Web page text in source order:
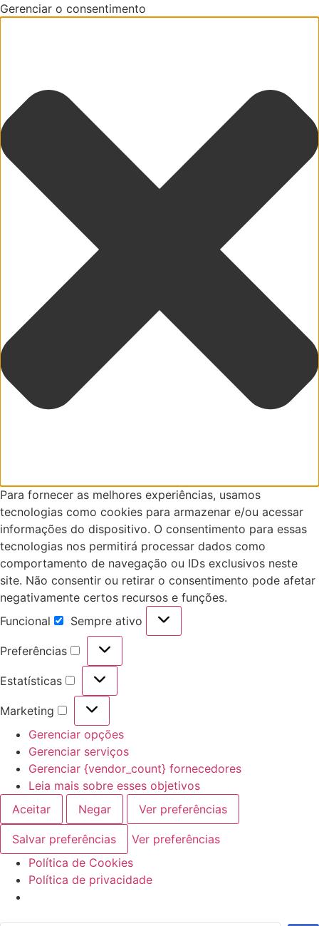
Gerenciar o consentimento
Para fornecer as melhores experiências, usamos
tecnologias como cookies para armazenar e/ou acessar
informações do dispositivo. O consentimento para essas
tecnologias nos permitirá processar dados como
comportamento de navegação ou IDs exclusivos neste
site. Não consentir ou retirar o consentimento pode afetar
negativamente certos recursos e funções.
Funcional
Funcional
Sempre ativo
Preferências
Preferências
Estatísticas
Estatísticas
Marketing
Marketing
Gerenciar opções
Gerenciar serviços
Gerenciar {vendor_count} fornecedores
Leia mais sobre esses objetivos
Aceitar
Negar Ver preferências
Salvar preferências
Ver preferências
Política de Cookies
Política de privacidade